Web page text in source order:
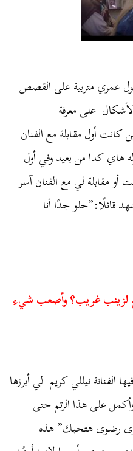
عمري متربية على القصص
على معرفة
أول مقابلة مع الفنان
هاي كدا من بعيد وفي أول
مقابلة لي مع الفنان آسر
قائلًا:”حلو جدًا أنا
لزينب غريب؟ وأصعبشيء
نيللي كريم لي أبرزها
على هذا الرتم حتى
رضوى هتحبك” هذه